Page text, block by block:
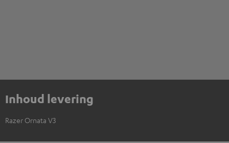
Inhoud levering
Razer Ornata V3